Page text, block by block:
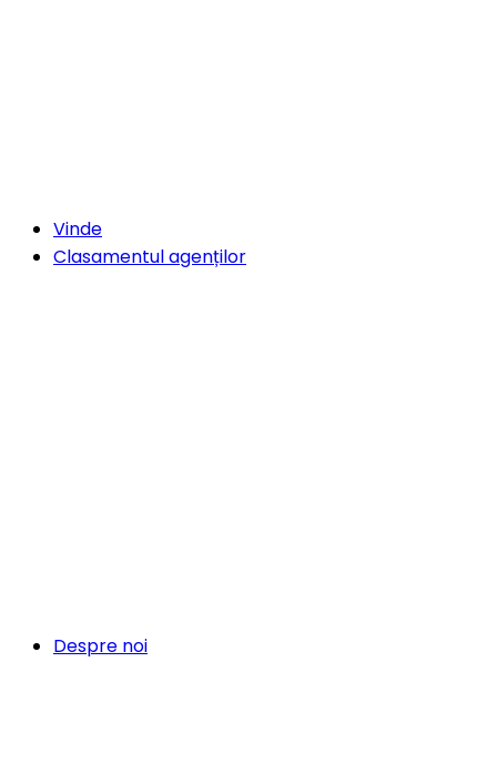
Vinde
Clasamentul agenților
Despre noi